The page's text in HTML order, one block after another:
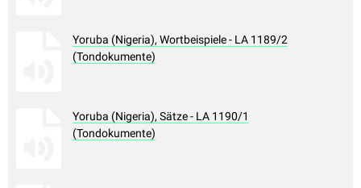
Yoruba (Nigeria), Wortbeispiele - LA 1189/2
(Tondokumente)
Yoruba (Nigeria), Sätze - LA 1190/1
(Tondokumente)